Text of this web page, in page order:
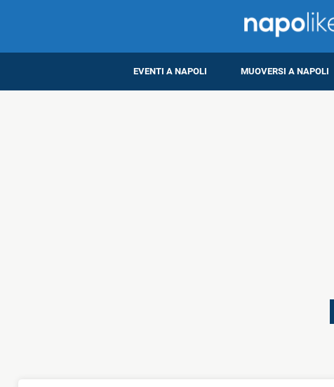
EVENTI A NAPOLI MUOVERSI A NAPOLI